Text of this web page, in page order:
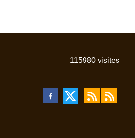
115980 visites